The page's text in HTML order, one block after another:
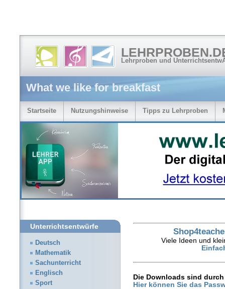
Lehrproben und
What we like for breakfast
Startseite Nutzungshinweise Tipps zu Lehrproben
Viele Ideen und
Die Downloads sind
Hier können Sie das
Unterrichtsentwürfe
Deutsch
Mathematik
Sachunterricht
Englisch
Sport